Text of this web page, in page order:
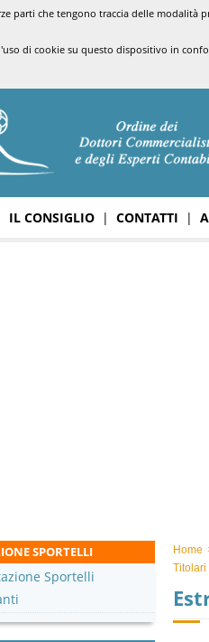
parti che tengono traccia delle
di cookie su questo dispositivo in
IL CONSIGLIO | CONTATTI |
Home
Titolari
SPORTELLI
Sportelli